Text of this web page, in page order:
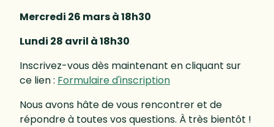
Mercredi 26 mars à 18h30
Lundi 28 avril à 18h30
Inscrivez-vous dès maintenant en cliquant sur
ce lien : Formulaire d'inscription
Nous avons hâte de vous rencontrer et de
répondre à toutes vos questions. À très bientôt !